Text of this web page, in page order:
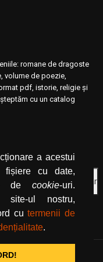
a acestui
fișiere cu date,
de cookie-uri.
site-ul nostru,
cutermenii de
.
romane de dragoste
volume de poezie,
pdf, istorie, religie și
cu un catalog
butonul de abonare.